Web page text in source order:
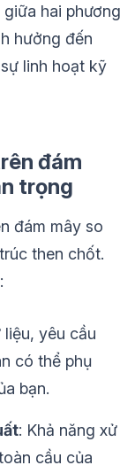
hai phương
hưởng đến
linh hoạt kỹ
đám
trọng
đám mây so
then chốt.
liệu, yêu cầu
có thể phụ
bạn.
: Khả năng xử
cầu của